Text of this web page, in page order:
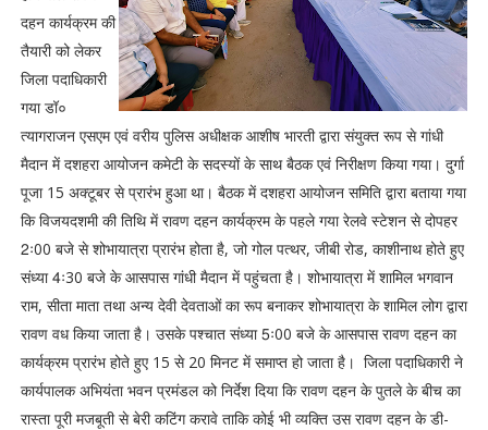
दहन कार्यक्रम की
तैयारी को लेकर
जिला पदाधिकारी
गया डॉ०
त्यागराजन एसएम एवं वरीय पुलिस अधीक्षक आशीष भारती द्वारा संयुक्त रूप से गांधी
मैदान में दशहरा आयोजन कमेटी के सदस्यों के साथ बैठक एवं निरीक्षण किया गया। दुर्गा
पूजा 15 अक्टूबर से प्रारंभ हुआ था। बैठक में दशहरा आयोजन समिति द्वारा बताया गया
कि विजयदशमी की तिथि में रावण दहन कार्यक्रम के पहले गया रेलवे स्टेशन से दोपहर
2ः00 बजे से शोभायात्रा प्रारंभ होता है, जो गोल पत्थर, जीबी रोड, काशीनाथ होते हुए
संध्या 4ः30 बजे के आसपास गांधी मैदान में पहुंचता है। शोभायात्रा में शामिल भगवान
राम, सीता माता तथा अन्य देवी देवताओं का रूप बनाकर शोभायात्रा के शामिल लोग द्वारा
रावण वध किया जाता है। उसके पश्चात संध्या 5ः00 बजे के आसपास रावण दहन का
कार्यक्रम प्रारंभ होते हुए 15 से 20 मिनट में समाप्त हो जाता है। जिला पदाधिकारी ने
कार्यपालक अभियंता भवन प्रमंडल को निर्देश दिया कि रावण दहन के पुतले के बीच का
रास्ता पूरी मजबूती से बेरी कटिंग करावे ताकि कोई भी व्यक्ति उस रावण दहन के डी-